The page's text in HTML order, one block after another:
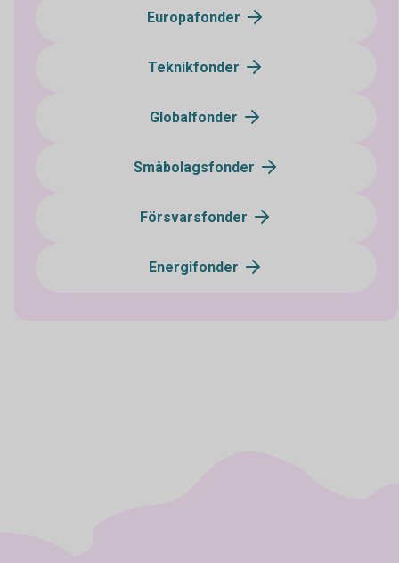
Europafonder
Teknikfonder
Globalfonder
Småbolagsfonder
Försvarsfonder
Energifonder